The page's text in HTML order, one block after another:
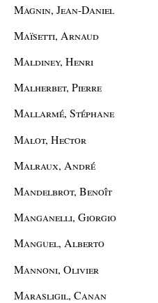
Magnin, Jean-Daniel
Maïsetti, Arnaud
Maldiney, Henri
Malherbet, Pierre
Mallarmé, Stéphane
Malot, Hector
Malraux, André
Mandelbrot, Benoît
Manganelli, Giorgio
Manguel, Alberto
Mannoni, Olivier
Marasligil, Canan